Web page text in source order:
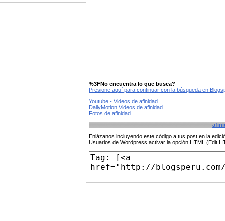
%3FNo encuentra lo que busca?
Presione aquí para continuar con la búsqueda en
Youtube - Videos de afinidad
DailyMotion Videos de afinidad
Fotos de afinidad
Enlázanos incluyendo este código a tus post en la
Usuarios de Wordpress activar la opción HTML (Edit